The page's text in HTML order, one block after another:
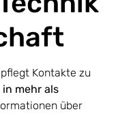
Kontakte zu
mehr als
über